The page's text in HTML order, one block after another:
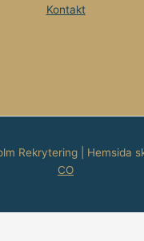
Kontakt
Rekrytering | Hemsida
CO